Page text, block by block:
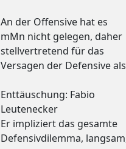
An der Offensive hat es
mMn nicht gelegen, daher
stellvertretend für das
Versagen der Defensive als
Enttäuschung: Fabio
Leutenecker
Er impliziert das gesamte
Defensivdilemma,